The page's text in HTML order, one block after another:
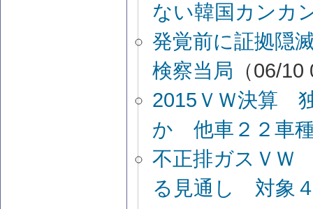
ない韓国カンカ
発覚前に証拠隠
検察当局 （06/
2015ＶＷ決算
か 他車２２車
不正排ガスＶＷ
る見通し 対象